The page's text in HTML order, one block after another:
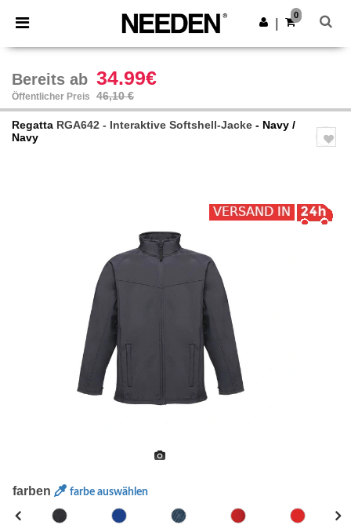
× Needen App
Bessere Preise in der App!
App holen
0
Bereits ab 34.99€
Öffentlicher Preis 46,10 €
Regatta RGA642 - Interaktive Softshell-Jacke - Navy /
Navy
farben farbe auswählen